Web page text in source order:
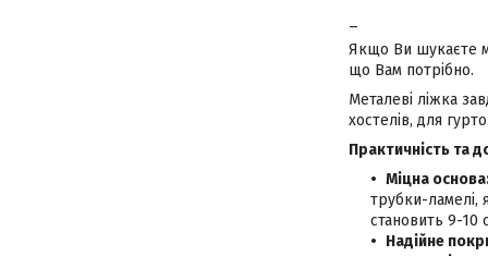
Якщо Ви шукаєте
що Вам потрібно.
Металеві ліжка
хостелів, для
Практичність та
Міцна
трубки-ламелі,
становить 9-10
Надійне